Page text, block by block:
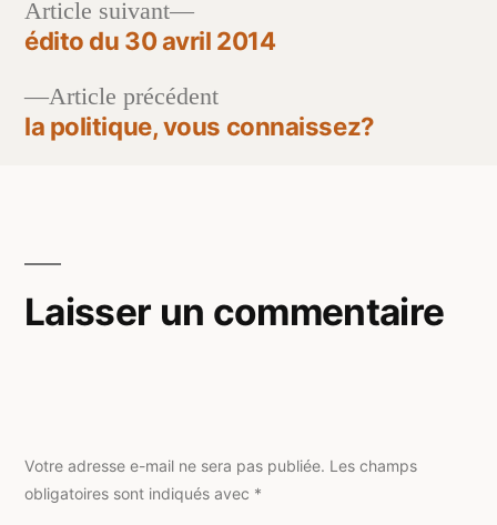
deArticle précédentArticle
précédent :
la politique, vous connaissez?
Article suivant
Article
suivant :
édito du 30 avril 2014
Laisser un commentaire
Votre adresse e-mail ne sera pas publiée. Les champs
obligatoires sont indiqués avec *